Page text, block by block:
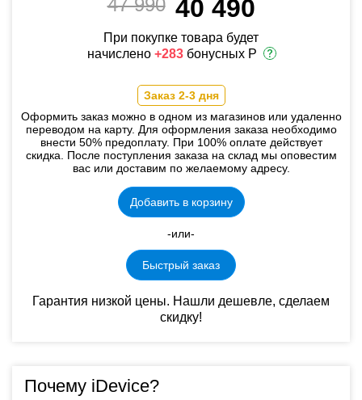
47 990 40 490
При покупке товара будет
начислено +283 бонусных Р
Заказ 2-3 дня
Оформить заказ можно в одном из магазинов или удаленно
переводом на карту. Для оформления заказа необходимо
внести 50% предоплату. При 100% оплате действует
скидка. После поступления заказа на склад мы оповестим
вас или доставим по желаемому адресу.
Добавить в корзину
-или-
Быстрый заказ
Гарантия низкой цены. Нашли дешевле, сделаем
скидку!
Почему iDevice?